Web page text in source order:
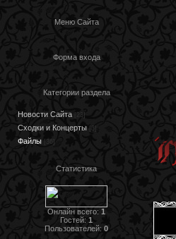
Меню Сайта
Форма входа
Категории раздела
Новости Сайта [23]
Сходки и Концерты [3]
Файлы [36]
Статистика
Онлайн всего: 1
Гостей: 1
Пользователей: 0